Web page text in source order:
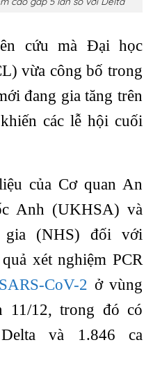
cứu mà Đại học
vừa công bố trong
đang gia tăng trên
các lễ hội cuối
của Cơ quan An
Anh (UKHSA) và
(NHS) đối với
xét nghiệm PCR
CoV-2 ở vùng
11/12, trong đó có
và 1.846 ca